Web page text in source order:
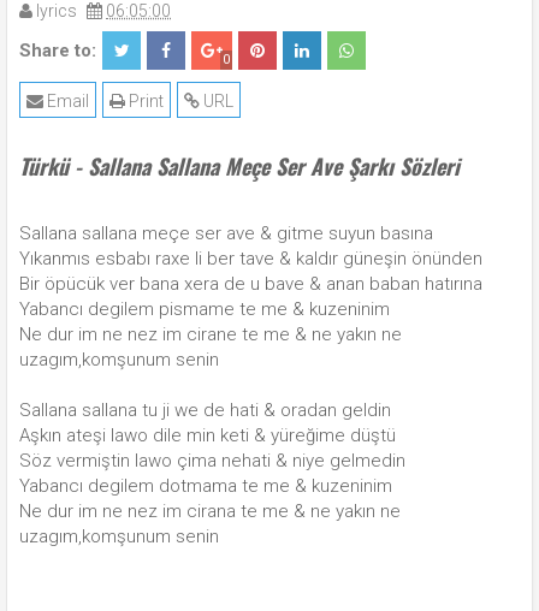
lyrics 06:05:00
Share to: 0
URL
Print
Email
Türkü - Sallana Sallana Meçe Ser Ave Şarkı Sözleri
Sallana sallana meçe ser ave & gitme suyun basına
Yıkanmıs esbabı raxe li ber tave & kaldır güneşin önünden
Bir öpücük ver bana xera de u bave & anan baban hatırına
Yabancı degilem pismame te me & kuzeninim
Ne dur im ne nez im cirane te me & ne yakın ne
uzagım,komşunum senin
Sallana sallana tu ji we de hati & oradan geldin
Aşkın ateşi lawo dile min keti & yüreğime düştü
Söz vermiştin lawo çima nehati & niye gelmedin
Yabancı degilem dotmama te me & kuzeninim
Ne dur im ne nez im cirana te me & ne yakın ne
uzagım,komşunum senin